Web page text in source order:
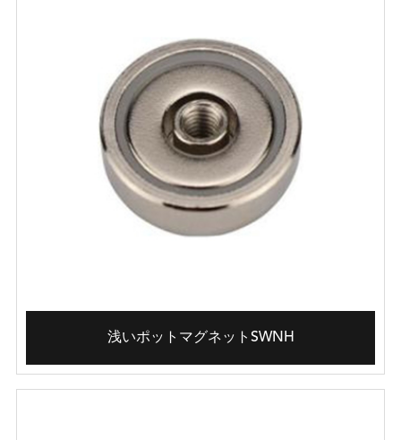
浅いポットマグネットSWNH